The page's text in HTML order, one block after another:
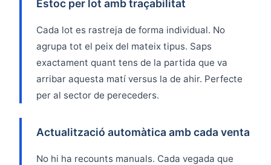
Estoc per lot amb traçabilitat
Cada lot es rastreja de forma individual. No
agrupa tot el peix del mateix tipus. Saps
exactament quant tens de la partida que va
arribar aquesta matí versus la de ahir. Perfecte
per al sector de pereceders.
Actualització automàtica amb cada venta
No hi ha recounts manuals. Cada vegada que